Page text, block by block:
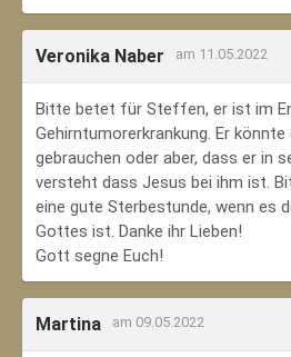
Veronika Naber am 11.05.2022
Bitte betet für Steffen, er ist im
Gehirntumorerkrankung. Er könnte
gebrauchen oder aber, dass er in
versteht dass Jesus bei ihm ist.
eine gute Sterbestunde, wenn es
Gottes ist. Danke ihr Lieben!
Gott segne Euch!
Martina am 09.05.2022